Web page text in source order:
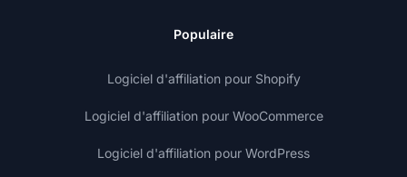
Populaire
Logiciel d'affiliation pour Shopify
Logiciel d'affiliation pour WooCommerce
Logiciel d'affiliation pour WordPress